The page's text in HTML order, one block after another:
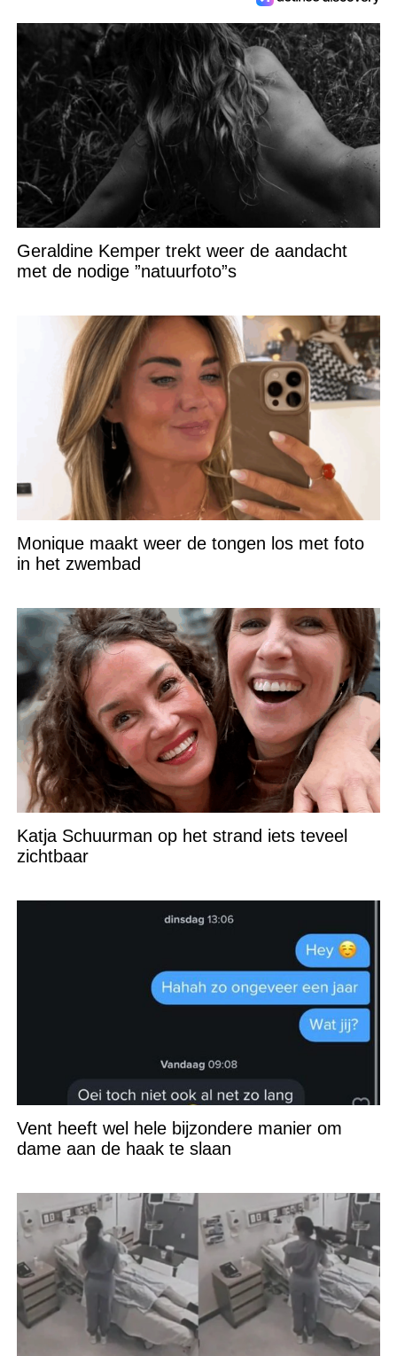
Geraldine Kemper trekt weer de aandacht
met de nodige ”natuurfoto”s
Monique maakt weer de tongen los met foto
in het zwembad
Katja Schuurman op het strand iets teveel
zichtbaar
Vent heeft wel hele bijzondere manier om
dame aan de haak te slaan